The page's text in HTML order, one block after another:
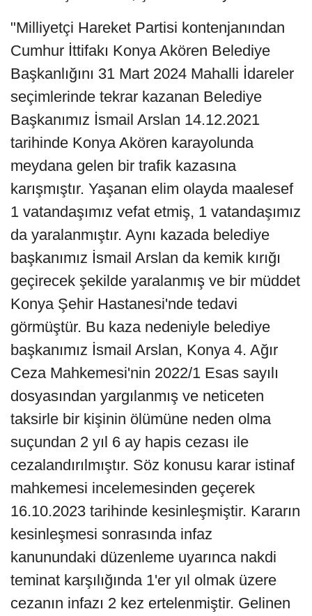
"Milliyetçi Hareket Partisi kontenjanından
Cumhur İttifakı Konya Akören Belediye
Başkanlığını 31 Mart 2024 Mahalli İdareler
seçimlerinde tekrar kazanan Belediye
Başkanımız İsmail Arslan 14.12.2021
tarihinde Konya Akören karayolunda
meydana gelen bir trafik kazasına
karışmıştır. Yaşanan elim olayda maalesef
1 vatandaşımız vefat etmiş, 1 vatandaşımız
da yaralanmıştır. Aynı kazada belediye
başkanımız İsmail Arslan da kemik kırığı
geçirecek şekilde yaralanmış ve bir müddet
Konya Şehir Hastanesi'nde tedavi
görmüştür. Bu kaza nedeniyle belediye
başkanımız İsmail Arslan, Konya 4. Ağır
Ceza Mahkemesi'nin 2022/1 Esas sayılı
dosyasından yargılanmış ve neticeten
taksirle bir kişinin ölümüne neden olma
suçundan 2 yıl 6 ay hapis cezası ile
cezalandırılmıştır. Söz konusu karar istinaf
mahkemesi incelemesinden geçerek
16.10.2023 tarihinde kesinleşmiştir. Kararın
kesinleşmesi sonrasında infaz
kanunundaki düzenleme uyarınca nakdi
teminat karşılığında 1'er yıl olmak üzere
cezanın infazı 2 kez ertelenmiştir. Gelinen